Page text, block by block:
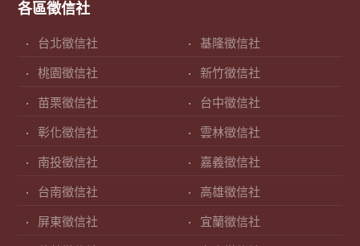
各區徵信社
台北徵信社 基隆徵信社
桃園徵信社 新竹徵信社
苗栗徵信社 台中徵信社
彰化徵信社 雲林徵信社
南投徵信社 嘉義徵信社
台南徵信社 高雄徵信社
屏東徵信社 宜蘭徵信社